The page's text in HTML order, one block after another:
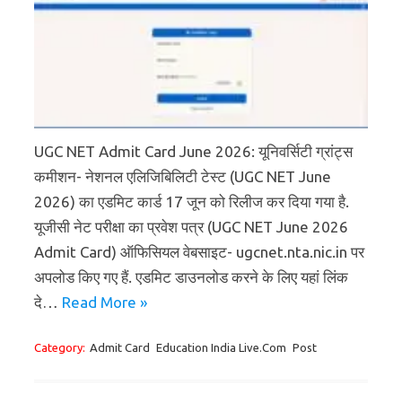
UGC NET Admit Card June 2026: यूनिवर्सिटी ग्रांट्स
कमीशन- नेशनल एलिजिबिलिटी टेस्ट (UGC NET June
2026) का एडमिट कार्ड 17 जून को रिलीज कर दिया गया है.
यूजीसी नेट परीक्षा का प्रवेश पत्र (UGC NET June 2026
Admit Card) ऑफिसियल वेबसाइट- ugcnet.nta.nic.in पर
अपलोड किए गए हैं. एडमिट डाउनलोड करने के लिए यहां लिंक
दे… Read More »
Category: Admit Card Education India Live.Com Post